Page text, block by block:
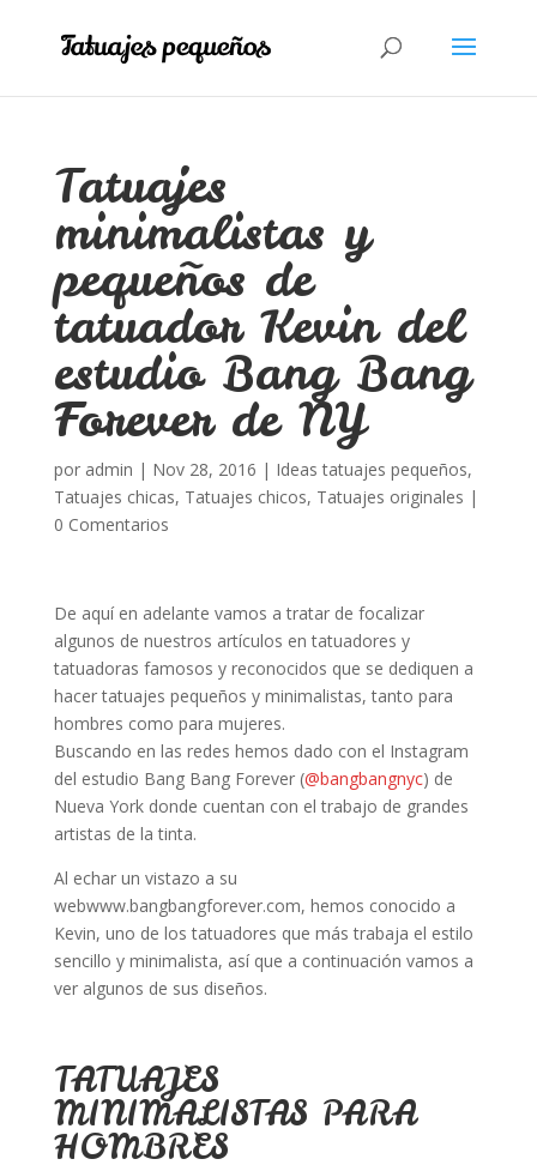
Tatuajes
minimalistas y
pequeños de
tatuador Kevin del
estudio Bang Bang
Forever de NY
por admin | Nov 28, 2016 | Ideas tatuajes pequeños,
Tatuajes chicas, Tatuajes chicos, Tatuajes originales |
0 Comentarios
De aquí en adelante vamos a tratar de focalizar
algunos de nuestros artículos en tatuadores y
tatuadoras famosos y reconocidos que se dediquen a
hacer tatuajes pequeños y minimalistas, tanto para
hombres como para mujeres.
Buscando en las redes hemos dado con el Instagram
del estudio Bang Bang Forever (@bangbangnyc) de
Nueva York donde cuentan con el trabajo de grandes
artistas de la tinta.
Al echar un vistazo a su
webwww.bangbangforever.com, hemos conocido a
Kevin, uno de los tatuadores que más trabaja el estilo
sencillo y minimalista, así que a continuación vamos a
ver algunos de sus diseños.
TATUAJES
MINIMALISTAS PARA
HOMBRES